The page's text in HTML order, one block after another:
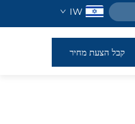
IW
קבל הצעת מחיר